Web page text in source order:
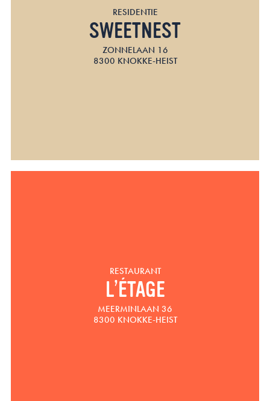
RESIDENTIE
SWEETNEST
ZONNELAAN 16
8300 KNOKKE-HEIST
RESTAURANT
L’ÉTAGE
MEERMINLAAN 36
8300 KNOKKE-HEIST